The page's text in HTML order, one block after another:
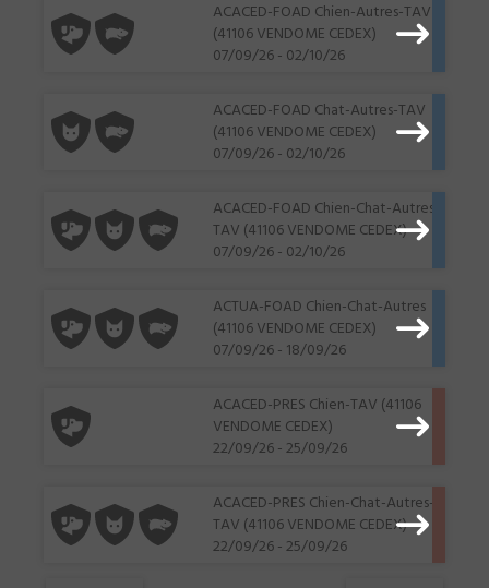
ACACED-FOAD Chien-Autres-TAV
(41106 VENDOME CEDEX)
07/09/26 - 02/10/26
ACACED-FOAD Chat-Autres-TAV
(41106 VENDOME CEDEX)
07/09/26 - 02/10/26
ACACED-FOAD Chien-Chat-Autres-
TAV (41106 VENDOME CEDEX)
07/09/26 - 02/10/26
ACTUA-FOAD Chien-Chat-Autres
(41106 VENDOME CEDEX)
07/09/26 - 18/09/26
ACACED-PRES Chien-TAV (41106
VENDOME CEDEX)
22/09/26 - 25/09/26
ACACED-PRES Chien-Chat-Autres-
TAV (41106 VENDOME CEDEX)
22/09/26 - 25/09/26